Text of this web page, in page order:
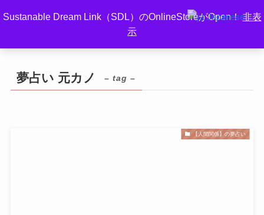
Sustanable Dream Link（SDL）のOnlineStoreがOpen！非表
示
夢占い 元カノ – tag –
【人間関係】の夢占い
Japanese ▼